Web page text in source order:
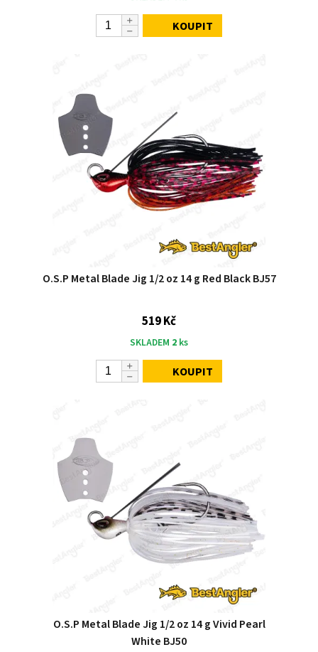
KOUPIT
O.S.P Metal Blade Jig 1/2 oz 14 g Red Black BJ57
519 Kč
SKLADEM 2 ks
KOUPIT
O.S.P Metal Blade Jig 1/2 oz 14 g Vivid Pearl
White BJ50